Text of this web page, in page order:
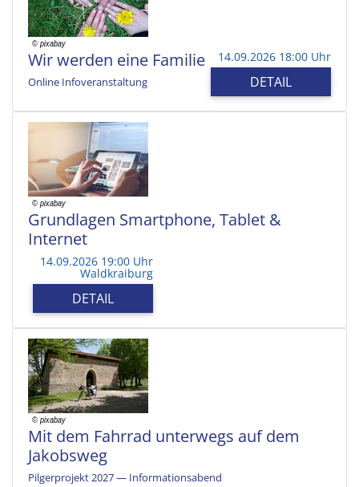
Wir werden eine Familie
Online Infoveranstaltung
14.09.2026 18:00 Uhr
DETAIL
Grundlagen Smartphone, Tablet &
Internet
14.09.2026 19:00 Uhr
Waldkraiburg
DETAIL
Mit dem Fahrrad unterwegs auf dem
Jakobsweg
Pilgerprojekt 2027 — Informationsabend